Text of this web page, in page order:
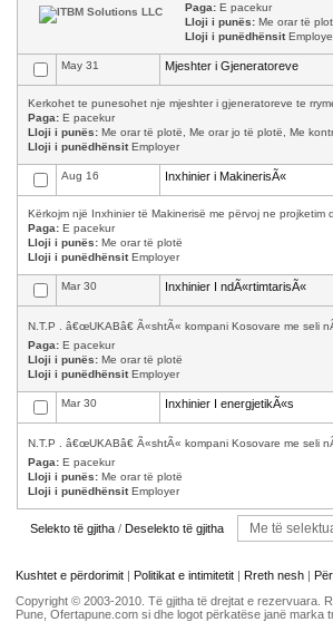
Paga: E pacekur
Lloji i punës: Me orar të
Lloji i punëdhënsit
May 31 Mjeshter i Gjeneratoreve
Kerkohet te punesohet nje mjeshter i gjeneratoreve te
Paga: E pacekur
Lloji i punës: Me orar të plotë, Me orar jo të plotë, Me
Lloji i punëdhënsitEmployer
Aug 16 Inxhinier i MakinerisÃ«
Kërkojm një Inxhinier të Makinerisë me përvoj ne projketim
Paga: E pacekur
Lloji i punës: Me orar të plotë
Lloji i punëdhënsitEmployer
Mar 30 Inxhinier I ndÃ«rtimtarisÃ«
N.T.P . â€œUKABâ€ Ã«shtÃ« kompani Kosovare me seli
Paga: E pacekur
Lloji i punës: Me orar të plotë
Lloji i punëdhënsitEmployer
Mar 30 Inxhinier I energjetikÃ«s
N.T.P . â€œUKABâ€ Ã«shtÃ« kompani Kosovare me seli
Paga: E pacekur
Lloji i punës: Me orar të plotë
Lloji i punëdhënsitEmployer
Selekto të gjitha / Deselekto të gjitha
Kushtet e përdorimit | Politikat e intimitetit | Rreth nesh |
Copyright © 2003-2010. Të gjitha të drejtat e rezervuara.
Pune, Ofertapune.com si dhe logot përkatëse janë marka